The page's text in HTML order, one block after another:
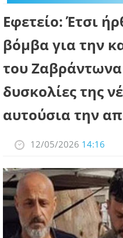
ΛΑΡΝΑΚΑ 2030
ΣΥΝΔΕΣΜΟΙ
ΠΕΡΙΣΣΟΤΕΡΑ
Εφετείο: Έτσι
βόμβα για την
του Ζαβράντωνα
δυσκολίες της
αυτούσια την
12/05/2026 14:16